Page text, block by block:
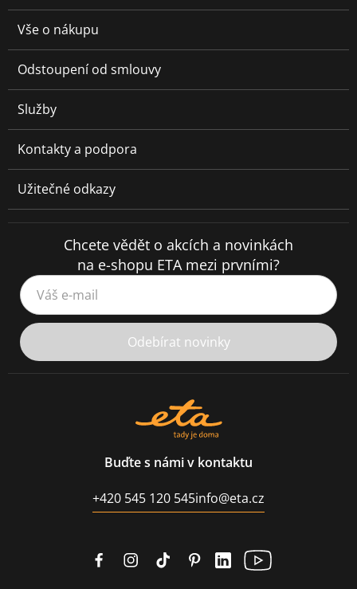
Vše o nákupu
Odstoupení od smlouvy
Služby
Kontakty a podpora
Užitečné odkazy
Chcete vědět o akcích a novinkách
na e-shopu ETA mezi prvními?
Váš e-mail
Odebírat novinky
Buďte s námi v kontaktu
+420 545 120 545info@eta.cz